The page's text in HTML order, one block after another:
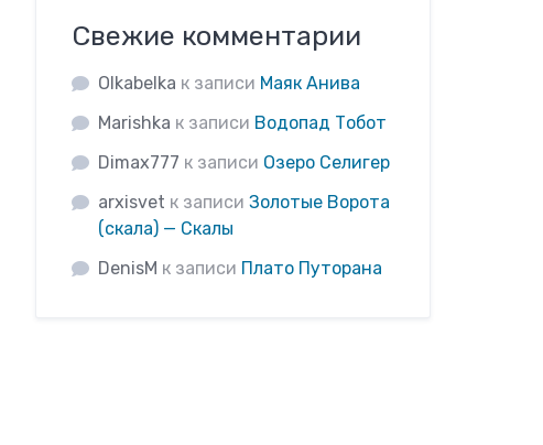
Свежие комментарии
Olkabelka к записи Маяк Анива
Marishka к записи Водопад Тобот
Dimax777 к записи Озеро Селигер
arxisvet к записиЗолотые Ворота
(скала) — Скалы
DenisM к записи Плато Путорана